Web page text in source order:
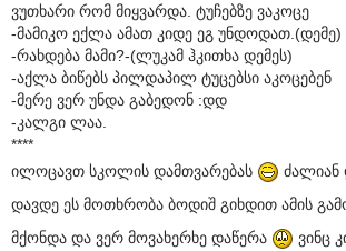
ვუთხარი რომ მიყვარდა. ტუჩებზე ვაკოცე
-მამიკო ექლა ამათ კიდე ეგ უნდოდათ.(დემე)
-რახდება მამი?-(ლუკამ ჰკითხა დემეს)
-აქლა ბიწებს პილდაპილ ტუცებსი აკოცებენ
-მერე ვერ უნდა გაბედონ :დდ
-კალგი ლაა.
****
ილოცავთ სკოლის დამთვარებას
ძალიან
დავდე ეს მოთხრობა ბოდიშ გიხდით ამის
მქონდა და ვერ მოვახერხე დაწერა
ვინც